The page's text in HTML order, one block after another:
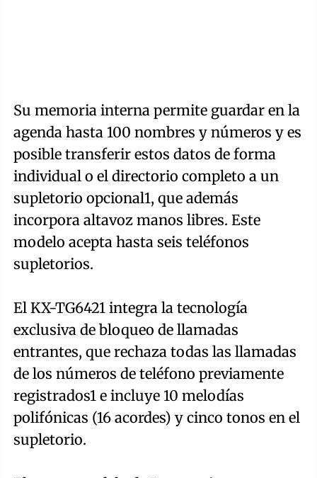
Su memoria interna permite guardar en la
agenda hasta 100 nombres y números y es
posible transferir estos datos de forma
individual o el directorio completo a un
supletorio opcional1, que además
incorpora altavoz manos libres. Este
modelo acepta hasta seis teléfonos
supletorios.
El KX-TG6421 integra la tecnología
exclusiva de bloqueo de llamadas
entrantes, que rechaza todas las llamadas
de los números de teléfono previamente
registrados1 e incluye 10 melodías
polifónicas (16 acordes) y cinco tonos en el
supletorio.